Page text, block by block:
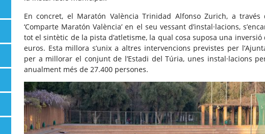
En concret, el Maratón València Trinidad Alfonso Zurich, a través
‘Comparte Maratón València’ en el seu vessant d’instal·lacions,
tot el sintètic de la pista d’atletisme, la qual cosa suposa una inversió
euros. Esta millora s’unix a altres intervencions previstes per
per a millorar el conjunt de l’Estadi del Túria, unes instal·lacions
anualment més de 27.400 persones.